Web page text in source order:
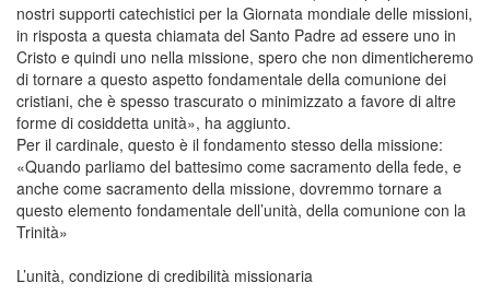
nostri supporti catechistici per la Giornata mondiale delle missioni,
in risposta a questa chiamata del Santo Padre ad essere uno in
Cristo e quindi uno nella missione, spero che non dimenticheremo
di tornare a questo aspetto fondamentale della comunione dei
cristiani, che è spesso trascurato o minimizzato a favore di altre
forme di cosiddetta unità», ha aggiunto.
Per il cardinale, questo è il fondamento stesso della missione:
«Quando parliamo del battesimo come sacramento della fede, e
anche come sacramento della missione, dovremmo tornare a
questo elemento fondamentale dell’unità, della comunione con la
Trinità»
L’unità, condizione di credibilità missionaria